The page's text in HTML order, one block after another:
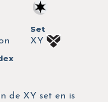
Set
XY
de XY set en is